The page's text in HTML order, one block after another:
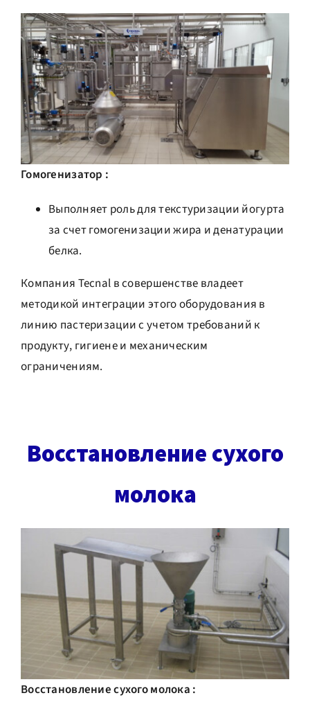
Гомогенизатор :
Выполняет роль для текстуризации йогурта
за счет гомогенизации жира и денатурации
белка.
Компания Tecnal в совершенстве владеет
методикой интеграции этого оборудования в
линию пастеризации с учетом требований к
продукту, гигиене и механическим
ограничениям.
Восстановление сухого
молока
Восстановление сухого молока :